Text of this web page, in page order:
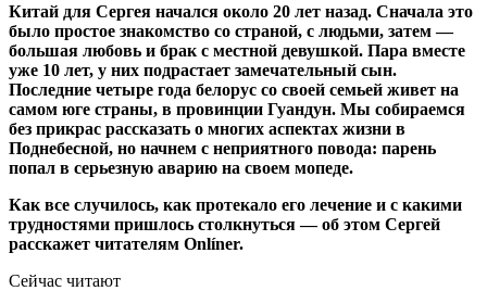
Китай для Сергея начался около 20 лет назад. Сначала это
было простое знакомство со страной, с людьми, затем —
большая любовь и брак с местной девушкой. Пара вместе
уже 10 лет, у них подрастает замечательный сын.
Последние четыре года белорус со своей семьей живет на
самом юге страны, в провинции Гуандун. Мы собираемся
без прикрас рассказать о многих аспектах жизни в
Поднебесной, но начнем с неприятного повода: парень
попал в серьезную аварию на своем мопеде.
Как все случилось, как протекало его лечение и с какими
трудностями пришлось столкнуться — об этом Сергей
расскажет читателям Onlíner.
Сейчас читают